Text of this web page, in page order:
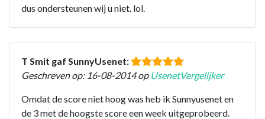
dus ondersteunen wij u niet. lol.
T Smit gaf SunnyUsenet:
Geschreven op: 16-08-2014 op UsenetVergelijker
Omdat de score niet hoog was heb ik Sunnyusenet en
de 3 met de hoogste score een week uitgeprobeerd.